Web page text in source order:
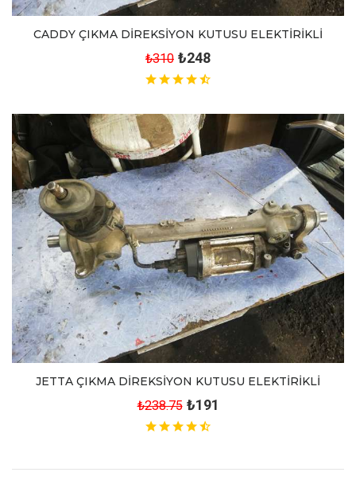
CADDY ÇIKMA DİREKSİYON KUTUSU ELEKTİRİKLİ
₺310 ₺248
JETTA ÇIKMA DİREKSİYON KUTUSU ELEKTİRİKLİ
₺238.75 ₺191